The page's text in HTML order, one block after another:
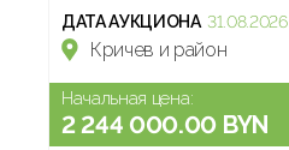
ДАТА АУКЦИОНА 31.08.2026
Кричев и район
Начальная цена:
2 244 000.00 BYN